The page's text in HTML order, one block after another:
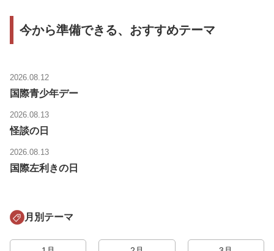
今から準備できる、おすすめテーマ
2026.08.12
国際青少年デー
2026.08.13
怪談の日
2026.08.13
国際左利きの日
月別テーマ